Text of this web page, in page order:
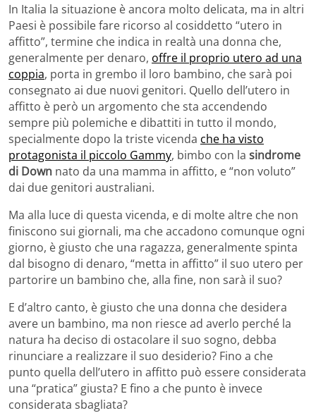
In Italia la situazione è ancora molto delicata, ma in altri
Paesi è possibile fare ricorso al cosiddetto “utero in
affitto”, termine che indica in realtà una donna che,
generalmente per denaro, offre il proprio utero ad una
coppia, porta in grembo il loro bambino, che sarà poi
consegnato ai due nuovi genitori. Quello dell’utero in
affitto è però un argomento che sta accendendo
sempre più polemiche e dibattiti in tutto il mondo,
specialmente dopo la triste vicenda che ha visto
protagonista il piccolo Gammy, bimbo con la sindrome
di Down nato da una mamma in affitto, e “non voluto”
dai due genitori australiani.
Ma alla luce di questa vicenda, e di molte altre che non
finiscono sui giornali, ma che accadono comunque ogni
giorno, è giusto che una ragazza, generalmente spinta
dal bisogno di denaro, “metta in affitto” il suo utero per
partorire un bambino che, alla fine, non sarà il suo?
E d’altro canto, è giusto che una donna che desidera
avere un bambino, ma non riesce ad averlo perché la
natura ha deciso di ostacolare il suo sogno, debba
rinunciare a realizzare il suo desiderio? Fino a che
punto quella dell’utero in affitto può essere considerata
una “pratica” giusta? E fino a che punto è invece
considerata sbagliata?